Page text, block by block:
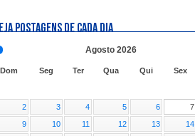
POSTAGENS DE CADA DIA
Agosto 2026
Dom Seg Ter Qua Qui Sex
2
3 4 5 6 7
9
10 11 12 13 14